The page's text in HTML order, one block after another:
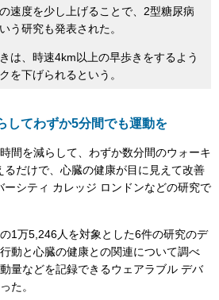
速度を少し上げることで、2型糖尿病
う研究も発表された。
は、時速4km以上の早歩きをするよう
を下げられるという。
してわずか5分間でも運動を
間を減らして、わずか数分間のウォーキ
るだけで、心臓の健康が目に見えて改善
シティ カレッジ ロンドンなどの研究で
1万5,246人を対象とした6件の研究のデ
動と心臓の健康との関連について調べ
量などを記録できるウェアラブル デバ
た。